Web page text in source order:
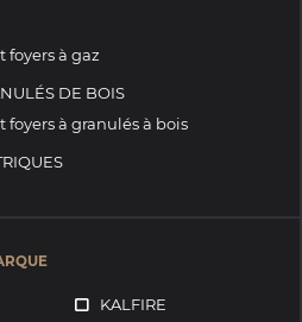
foyers à gaz
DE BOIS
foyers à granulés à bois
KALFIRE